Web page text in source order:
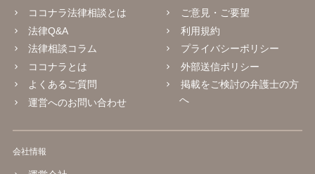
ココナラ法律相談とは
法律Q&A
法律相談コラム
ココナラとは
よくあるご質問
運営へのお問い合わせ
ご意見・ご要望
利用規約
プライバシーポリシー
外部送信ポリシー
掲載をご検討の弁護士の方
へ
会社情報